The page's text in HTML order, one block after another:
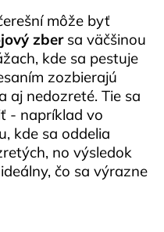
môže byť
zbersa väčšinou
kde sa pestuje
zozbierajú
aj nedozreté. Tie sa
- napríklad vo
kde sa oddelia
no výsledok
čo sa výrazne